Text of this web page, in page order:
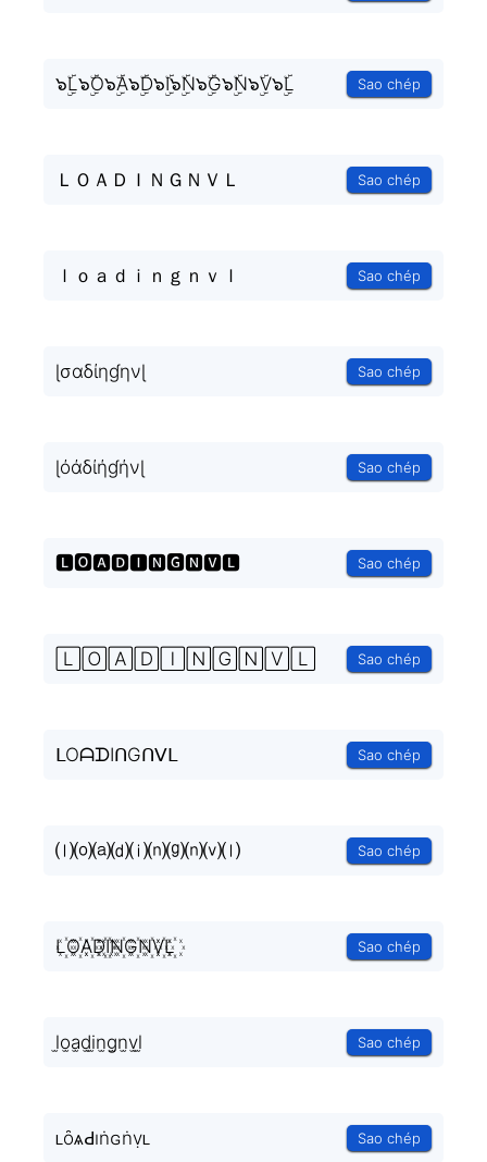
๖ۣۜL๖ۣۜO๖ۣۜA๖ۣۜD๖ۣۜI๖ۣۜN๖ۣۜG๖ۣۜN๖ۣۜV๖ۣۜL Sao chép
ＬＯＡＤＩＮＧＮＶＬ Sao chép
ｌｏａｄｉｎｇｎｖｌ Sao chép
ɭσαδίηɠηνɭ Sao chép
ɭόάδίήɠήνɭ Sao chép
🅻🅾🅰🅳🅸🅽🅶🅽🆅🅻 Sao chép
🄻🄾🄰🄳🄸🄽🄶🄽🅅🄻 Sao chép
ᒪOᗩᗪIᑎGᑎᐯᒪ Sao chép
⒧⒪⒜⒟⒤⒩⒢⒩⒱⒧ Sao chép
L꙰O꙰A꙰D꙰I꙰N꙰G꙰N꙰V꙰L꙰ Sao chép
l̫o̫a̫d̫i̫n̫g̫n̫v̫l̫ Sao chép
ʟȏѧԀıṅɢṅṿʟ Sao chép